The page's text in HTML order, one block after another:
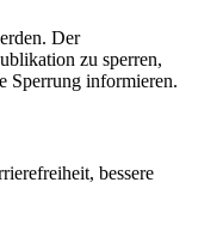
Der
zu sperren,
Sperrung informieren.
bessere